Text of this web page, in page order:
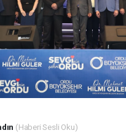
(Haberi Sesli Oku)